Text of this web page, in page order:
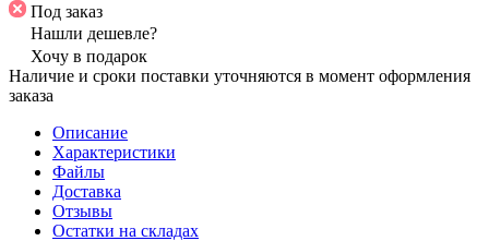
Под заказ
Нашли дешевле?
Хочу в подарок
Наличие и сроки поставки уточняются в момент оформления
заказа
Описание
Характеристики
Файлы
Доставка
Отзывы
Остатки на складах